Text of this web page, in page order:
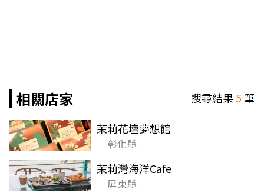
相關店家 搜尋結果5筆
茉莉花壇夢想館
彰化縣
茉莉灣海洋Cafe
屏東縣